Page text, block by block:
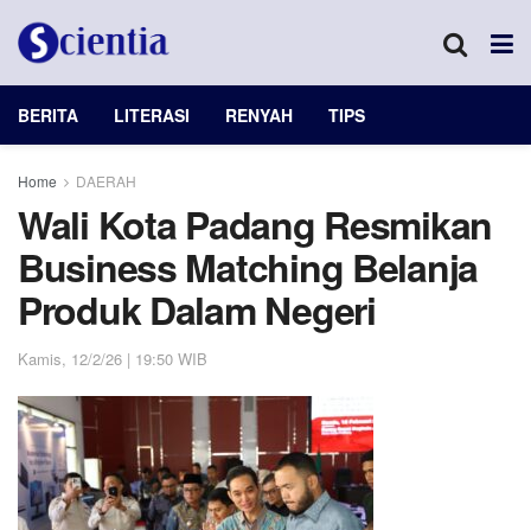
BERITA LITERASI RENYAH TIPS
Home DAERAH
Wali Kota Padang Resmikan
Business Matching Belanja
Produk Dalam Negeri
Kamis, 12/2/26 | 19:50 WIB